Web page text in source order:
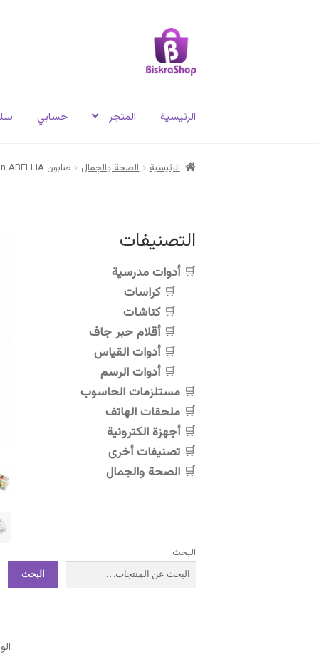
Skip
to
navigation
Skip
to
content
الرئيسية المتجر حسابي
الرئيسية الصحة والجمال صابون Savon ABELLIA
التصنيفات
أدوات مدرسية
كراسات
كناشات
أقلام حبر جاف
أدوات القياس
أدوات الرسم
مستلزمات الحاسوب
ملحقات الهاتف
أجهزة الكترونية
تصنيفات أخرى
الصحة والجمال
البحث
البحث